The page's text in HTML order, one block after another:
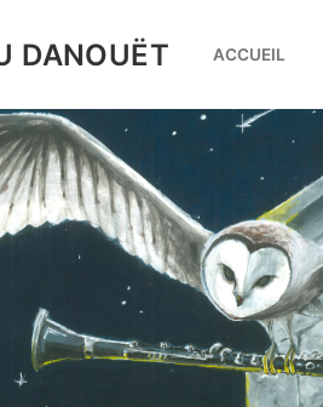
DANOUËT ACCUEIL